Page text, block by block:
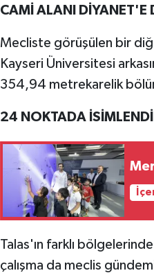
CAMİ ALANI DİYANET'E
Mecliste görüşülen bir
Kayseri Üniversitesi
354,94 metrekarelik
24 NOKTADA
Talas'ın farklı
çalışma da meclis